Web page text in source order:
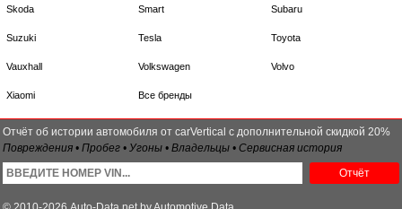
Skoda Smart Subaru
Suzuki Tesla Toyota
Vauxhall Volkswagen Volvo
Xiaomi Все бренды
Отчёт об истории автомобиля от carVertical с дополнительной скидкой 20%
Повреждения • Пробег • Угоны • Владельцы • Сервисная история
Отчёт